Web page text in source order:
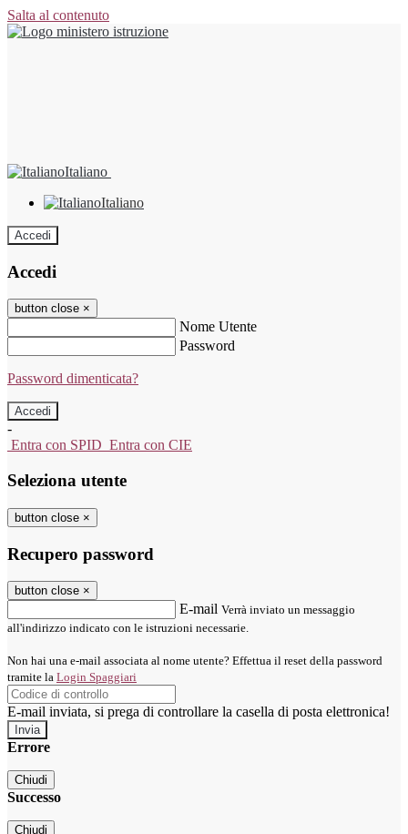
Salta al contenuto
Italiano
Italiano
Accedi
Accedi
button close ×
Nome Utente
Password
Password dimenticata?
-
Entra con SPID Entra con CIE
Seleziona utente
button close ×
Recupero password
button close ×
E-mail Verrà inviato un messaggio
all'indirizzo indicato con le istruzioni necessarie.
Non hai una e-mail associata al nome utente? Effettua il reset della password
tramite la Login Spaggiari
E-mail inviata, si prega di controllare la casella di posta elettronica!
Errore
Chiudi
Successo
Chiudi